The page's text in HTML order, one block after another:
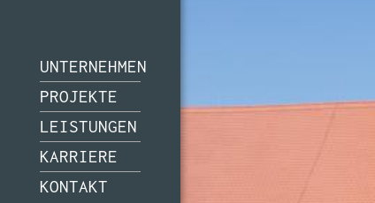
UNTERNEHMEN
PROJEKTE
LEISTUNGEN
KARRIERE
KONTAKT